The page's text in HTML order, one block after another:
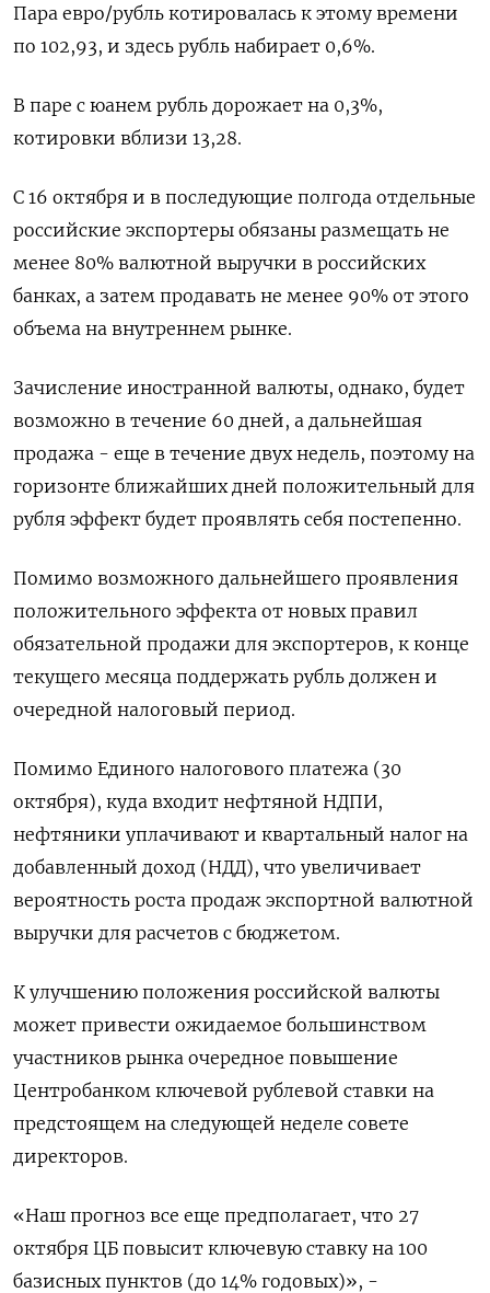
Пара евро/рубль котировалась к этому времени
по 102,93, и здесь рубль набирает 0,6%.
В паре с юанем рубль дорожает на 0,3%,
котировки вблизи 13,28.
С 16 октября и в последующие полгода отдельные
российские экспортеры обязаны размещать не
менее 80% валютной выручки в российских
банках, а затем продавать не менее 90% от этого
объема на внутреннем рынке.
Зачисление иностранной валюты, однако, будет
возможно в течение 60 дней, а дальнейшая
продажа - еще в течение двух недель, поэтому на
горизонте ближайших дней положительный для
рубля эффект будет проявлять себя постепенно.
Помимо возможного дальнейшего проявления
положительного эффекта от новых правил
обязательной продажи для экспортеров, к конце
текущего месяца поддержать рубль должен и
очередной налоговый период.
Помимо Единого налогового платежа (30
октября), куда входит нефтяной НДПИ,
нефтяники уплачивают и квартальный налог на
добавленный доход (НДД), что увеличивает
вероятность роста продаж экспортной валютной
выручки для расчетов с бюджетом.
К улучшению положения российской валюты
может привести ожидаемое большинством
участников рынка очередное повышение
Центробанком ключевой рублевой ставки на
предстоящем на следующей неделе совете
директоров.
«Наш прогноз все еще предполагает, что 27
октября ЦБ повысит ключевую ставку на 100
базисных пунктов (до 14% годовых)», -